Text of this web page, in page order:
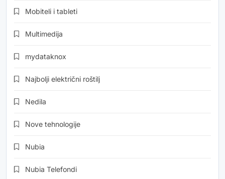
Mobiteli i tableti
Multimedija
mydataknox
Najbolji električni roštilj
Nedila
Nove tehnologije
Nubia
Nubia Telefondi